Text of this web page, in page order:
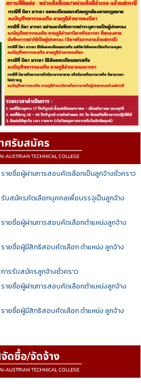
รายชื่อผู้ผ่านการสอบคัดเลือกเป็นลูกจ้างชั่วคราว
รับสมัครคัดเลือกบุคคลเพื่อบรรจุเป็นลูกจ้าง
รายชื่อผู้ผ่านการสอบคัดเลือกตำแหน่งลูกจ้าง
รายชื่อผู้มีสิทธิสอบคัดเลือก ตำแหน่ง ลูกจ้าง
การรับสมัครลูกจ้างชั่วคราว
รายชื่อผู้ผ่านการสอบคัดเลือกตำแหน่งลูกจ้าง
รายชื่อผู้มีสิทธิสอบคัดเลือก ตำแหน่ง ลูกจ้าง